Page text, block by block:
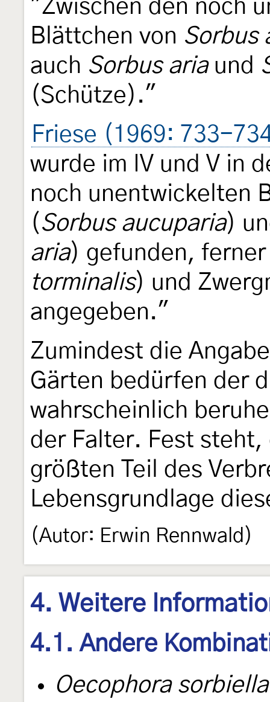
"Zwischen den noch
Blättchen von Sorbus
auch Sorbus ariaund
(Schütze)."
Friese (1969: 733-
wurde im IV und V in
noch unentwickelten
( Sorbus aucuparia)
aria) gefunden,
torminalis) und
angegeben."
Zumindest die
Gärten bedürfen der
wahrscheinlich
der Falter. Fest
größten Teil des
Lebensgrundlage
(Autor: Erwin Rennwald)
4. Weitere
4.1. Andere
Oecophora sorbiella